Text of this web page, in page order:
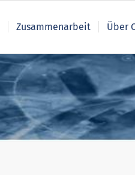
Zusammenarbeit Über